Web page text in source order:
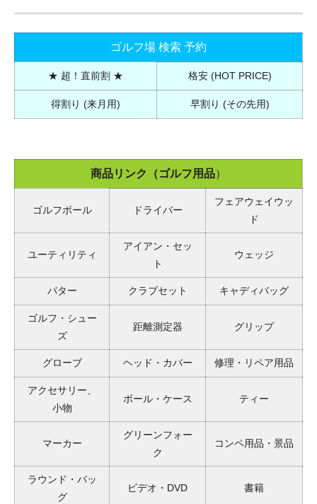
ゴルフ場 検索 予約
★ 超！直前割 ★ 格安 (HOT PRICE)
得割り (来月用) 早割り (その先用)
商品リンク（ゴルフ用品）
ゴルフボール ドライバー
フェアウェイウッ
ド
ユーティリティ
アイアン・セッ
ト
ウェッジ
パター クラブセット キャディバッグ
ゴルフ・シュー
ズ
距離測定器 グリップ
グローブ ヘッド・カバー 修理・リペア用品
アクセサリー、
小物
ボール・ケース ティー
マーカー
グリーンフォー
ク
コンペ用品・景品
ラウンド・バッ
グ
ビデオ・DVD 書籍